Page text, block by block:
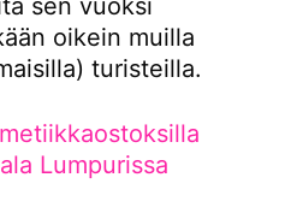
sen vuoksi
oikein muilla
turisteilla.
Lumpurissa